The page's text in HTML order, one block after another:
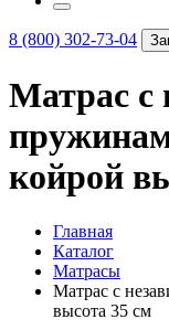
8 (800) 302-73-04
Матрас с
койрой
Главная
Каталог
Матрасы
Матрас с
высота 35 см